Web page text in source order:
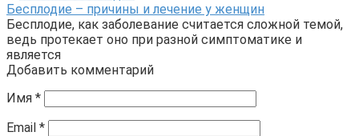
Бесплодие – причины и лечение у женщин
Бесплодие, как заболевание считается сложной темой,
ведь протекает оно при разной симптоматике и
является
Добавить комментарий
Имя *
Email *